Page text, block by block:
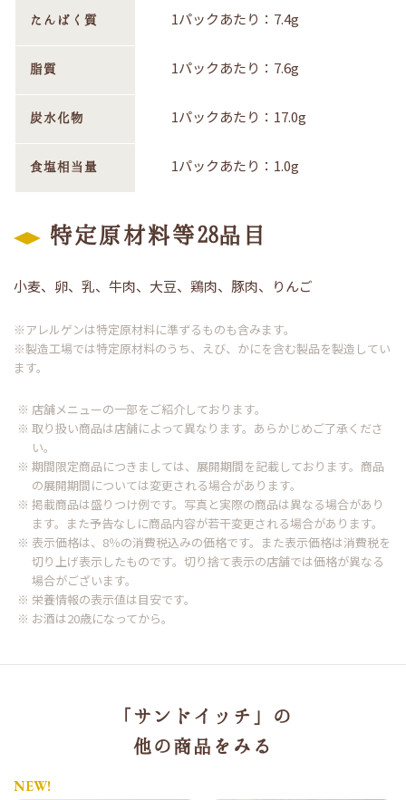
たんぱく質 1パックあたり：7.4g
脂質 1パックあたり：7.6g
炭水化物 1パックあたり：17.0g
食塩相当量 1パックあたり：1.0g
特定原材料等28品目
小麦、卵、乳、牛肉、大豆、鶏肉、豚肉、りんご
※アレルゲンは特定原材料に準ずるものも含みます。
※製造工場では特定原材料のうち、えび、かにを含む製品を製造してい
ます。
※ 店舗メニューの一部をご紹介しております。
※ 取り扱い商品は店舗によって異なります。あらかじめご了承くださ
い。
※ 期間限定商品につきましては、展開期間を記載しております。商品
の展開期間については変更される場合があります。
※ 掲載商品は盛りつけ例です。写真と実際の商品は異なる場合があり
ます。また予告なしに商品内容が若干変更される場合があります。
※ 表示価格は、8％の消費税込みの価格です。また表示価格は消費税を
切り上げ表示したものです。切り捨て表示の店舗では価格が異なる
場合がございます。
※ 栄養情報の表示値は目安です。
※ お酒は20歳になってから。
「サンドイッチ」の
他の商品をみる
NEW!